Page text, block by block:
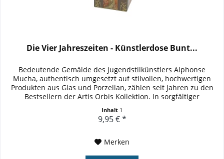
Die Vier Jahreszeiten - Künstlerdose Bunt...
Bedeutende Gemälde des Jugendstilkünstlers Alphonse
Mucha, authentisch umgesetzt auf stilvollen, hochwertigen
Produkten aus Glas und Porzellan, zählen seit Jahren zu den
Bestsellern der Artis Orbis Kollektion. In sorgfältiger
Inhalt 1
9,95 € *
Merken